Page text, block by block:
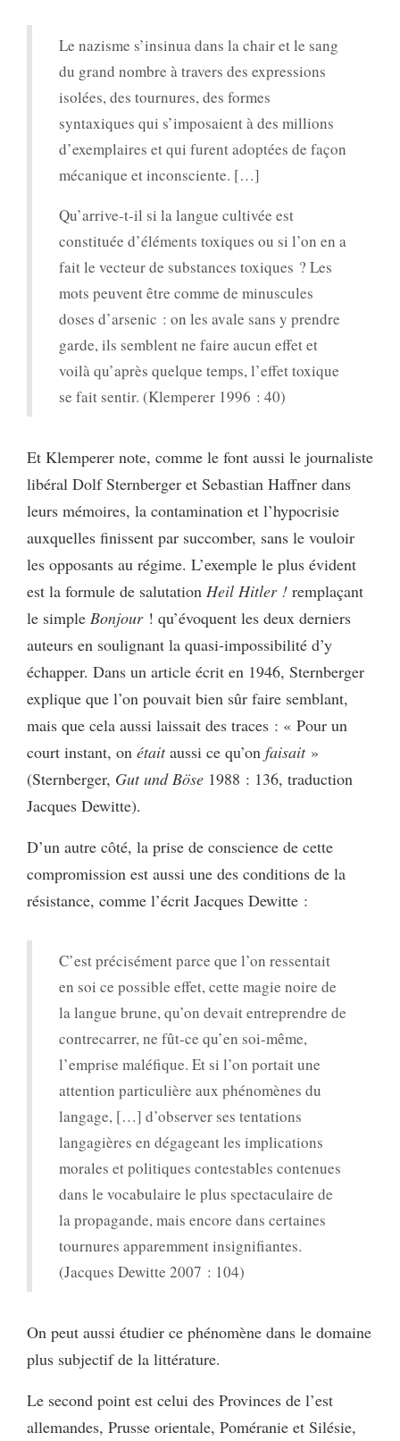
Le nazisme s’insinua dans la chair et le sang
du grand nombre à travers des expressions
isolées, des tournures, des formes
syntaxiques qui s’imposaient à des millions
d’exemplaires et qui furent adoptées de façon
mécanique et inconsciente. […]
Qu’arrive-t-il si la langue cultivée est
constituée d’éléments toxiques ou si l’on en a
fait le vecteur de substances toxiques ? Les
mots peuvent être comme de minuscules
doses d’arsenic : on les avale sans y prendre
garde, ils semblent ne faire aucun effet et
voilà qu’après quelque temps, l’effet toxique
se fait sentir. (Klemperer 1996 : 40)
Et Klemperer note, comme le font aussi le journaliste
libéral Dolf Sternberger et Sebastian Haffner dans
leurs mémoires, la contamination et l’hypocrisie
auxquelles finissent par succomber, sans le vouloir
les opposants au régime. L’exemple le plus évident
est la formule de salutation Heil Hitler ! remplaçant
le simple Bonjour! qu’évoquent les deux derniers
auteurs en soulignant la quasi-impossibilité d’y
échapper. Dans un article écrit en 1946, Sternberger
explique que l’on pouvait bien sûr faire semblant,
mais que cela aussi laissait des traces : « Pour un
court instant, on étaitaussi ce qu’on faisait»
(Sternberger, Gut und Böse 1988 : 136, traduction
Jacques Dewitte).
D’un autre côté, la prise de conscience de cette
compromission est aussi une des conditions de la
résistance, comme l’écrit Jacques Dewitte :
C’est précisément parce que l’on ressentait
en soi ce possible effet, cette magie noire de
la langue brune, qu’on devait entreprendre de
contrecarrer, ne fût-ce qu’en soi-même,
l’emprise maléfique. Et si l’on portait une
attention particulière aux phénomènes du
langage, […] d’observer ses tentations
langagières en dégageant les implications
morales et politiques contestables contenues
dans le vocabulaire le plus spectaculaire de
la propagande, mais encore dans certaines
tournures apparemment insignifiantes.
(Jacques Dewitte 2007 : 104)
On peut aussi étudier ce phénomène dans le domaine
plus subjectif de la littérature.
Le second point est celui des Provinces de l’est
allemandes, Prusse orientale, Poméranie et Silésie,